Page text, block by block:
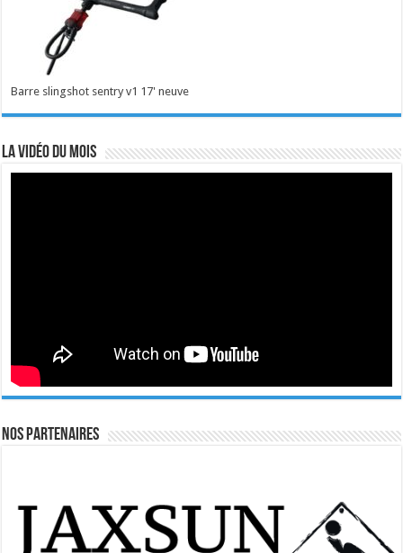
Barre slingshot sentry v1 17' neuve
La vidéo du mois
Nos Partenaires